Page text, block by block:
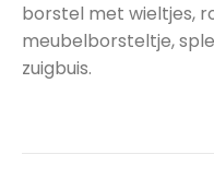
borstel met wieltjes,
meubelborsteltje,
zuigbuis.